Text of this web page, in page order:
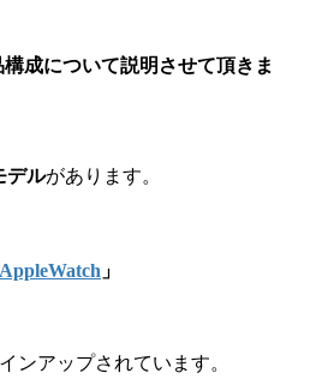
成について説明させて頂きま
デルがあります。
AppleWatch 」
ンアップされています。